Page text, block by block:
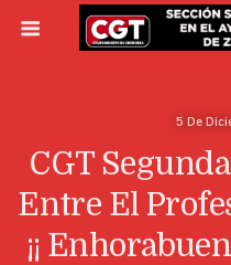
5 De
CGT
Entre El
¡¡